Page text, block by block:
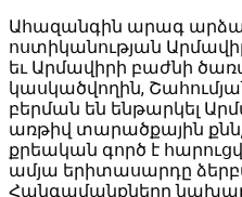
Ահազանգին արագ
ոստիկանության
եւ Արմավիրի բաժնի
կասկածվողին,
բերման են ենթարկել
առթիվ տարածքային
քրեական գործ է
ամյա երիտասարդը
Հանգամանքները